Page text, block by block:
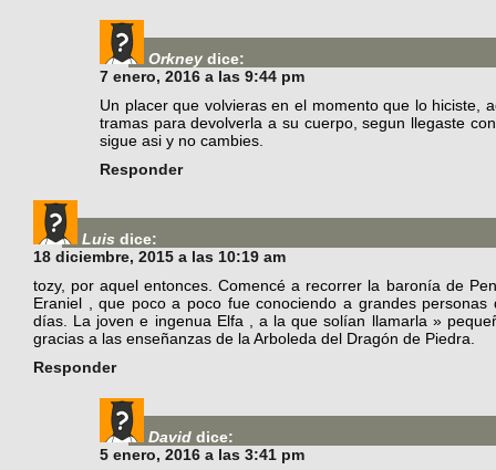
Orkney dice:
7 enero, 2016 a las 9:44 pm
Un placer que volvieras en el momento que lo hiciste,
tramas para devolverla a su cuerpo, segun llegaste
sigue asi y no cambies.
Responder
Luis dice:
18 diciembre, 2015 a las 10:19 am
tozy, por aquel entonces. Comencé a recorrer la baronía de
Eraniel , que poco a poco fue conociendo a grandes
días. La joven e ingenua Elfa , a la que solían llamarla »
gracias a las enseñanzas de la Arboleda del Dragón de Piedra.
Responder
David dice:
5 enero, 2016 a las 3:41 pm